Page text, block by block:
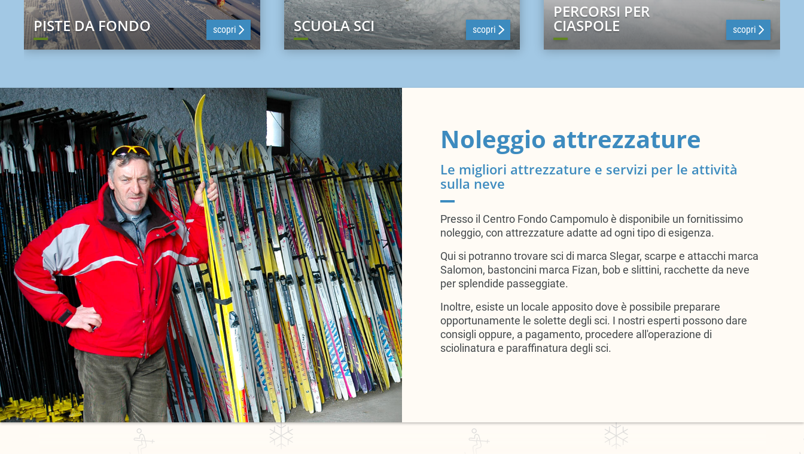
PISTE DA FONDO scopri SCUOLA SCI scopri
PERCORSI PER
CIASPOLE scopri
Noleggio attrezzature
Le migliori attrezzature e servizi per le attività
sulla neve
Presso il Centro Fondo Campomulo è disponibile un fornitissimo
noleggio, con attrezzature adatte ad ogni tipo di esigenza.
Qui si potranno trovare sci di marca Slegar, scarpe e attacchi marca
Salomon, bastoncini marca Fizan, bob e slittini, racchette da neve
per splendide passeggiate.
Inoltre, esiste un locale apposito dove è possibile preparare
opportunamente le solette degli sci. I nostri esperti possono dare
consigli oppure, a pagamento, procedere all'operazione di
sciolinatura e paraffinatura degli sci.